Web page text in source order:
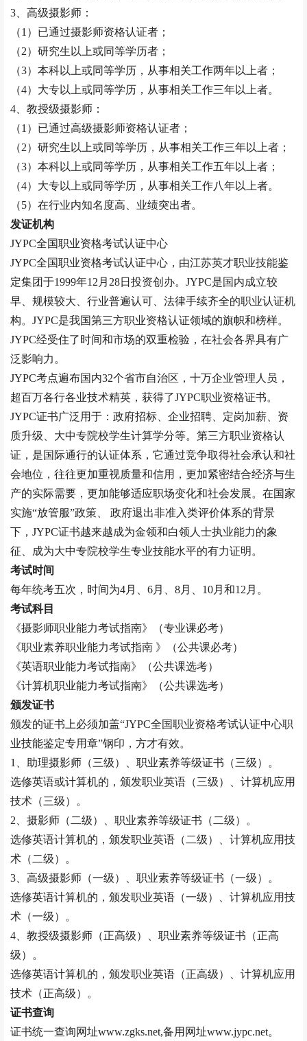
3、高级摄影师：
（1）已通过摄影师资格认证者；
（2）研究生以上或同等学历者；
（3）本科以上或同等学历，从事相关工作两年以上者；
（4）大专以上或同等学历，从事相关工作三年以上者。
4、教授级摄影师：
（1）已通过高级摄影师资格认证者；
（2）研究生以上或同等学历，从事相关工作三年以上者；
（3）本科以上或同等学历，从事相关工作五年以上者；
（4）大专以上或同等学历，从事相关工作八年以上者。
（5）在行业内知名度高、业绩突出者。
发证机构
JYPC全国职业资格考试认证中心
JYPC全国职业资格考试认证中心，由江苏英才职业技能鉴
定集团于1999年12月28日投资创办。JYPC是国内成立较
早、规模较大、行业普遍认可、法律手续齐全的职业认证机
构。JYPC是我国第三方职业资格认证领域的旗帜和榜样。
JYPC经受住了时间和市场的双重检验，在社会各界具有广
泛影响力。
JYPC考点遍布国内32个省市自治区，十万企业管理人员，
超百万各行各业技术精英，获得了JYPC职业资格证书。
JYPC证书广泛用于：政府招标、企业招聘、定岗加薪、资
质升级、大中专院校学生计算学分等。第三方职业资格认
证，是国际通行的认证体系，它通过竞争取得社会承认和社
会地位，往往更加重视质量和信用，更加紧密结合经济与生
产的实际需要，更加能够适应职场变化和社会发展。在国家
实施“放管服”政策、 政府退出非准入类评价体系的背景
下，JYPC证书越来越成为金领和白领人士执业能力的象
征、成为大中专院校学生专业技能水平的有力证明。
考试时间
每年统考五次，时间为4月、6月、8月、10月和12月。
考试科目
《摄影师职业能力考试指南》（专业课必考）
《职业素养职业能力考试指南 》（公共课必考）
《英语职业能力考试指南》（公共课选考）
《计算机职业能力考试指南》（公共课选考）
颁发证书
颁发的证书上必须加盖“JYPC全国职业资格考试认证中心职
业技能鉴定专用章”钢印，方才有效。
1、助理摄影师（三级）、职业素养等级证书（三级）。
选修英语或计算机的，颁发职业英语（三级）、计算机应用
技术（三级）。
2、摄影师（二级）、职业素养等级证书（二级）。
选修英语计算机的，颁发职业英语（二级）、计算机应用技
术（二级）。
3、高级摄影师（一级）、职业素养等级证书（一级）。
选修英语计算机的，颁发职业英语（一级）、计算机应用技
术（一级）。
4、教授级摄影师（正高级）、职业素养等级证书（正高
级）。
选修英语计算机的，颁发职业英语（正高级）、计算机应用
技术（正高级）。
证书查询
证书统一查询网址www.zgks.net,备用网址www.jypc.net。